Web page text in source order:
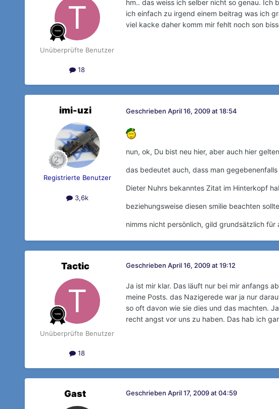
Unüberprüfte Benutzer
18
hm.. das weiss ich selber nicht so genau. Ich
ich einfach zu irgend einem beitrag was ich
viel kacke daher komm mir fehlt noch son
imi-uzi
Registrierte Benutzer
3,6k
Geschrieben April 16, 2009 at 18:54
nun, ok, Du bist neu hier, aber auch hier
das bedeutet auch, dass man
Dieter Nuhrs bekanntes Zitat im Hinterkopf
beziehungsweise diesen smilie beachten sollte
nimms nicht persönlich, gild grundsätzlich für
Tactic
Unüberprüfte Benutzer
18
Geschrieben April 16, 2009 at 19:12
Ja ist mir klar. Das läuft nur bei mir anfangs
meine Posts. das Nazigerede war ja nur
so oft davon wie sie dies und das machten.
recht angst vor uns zu haben. Das hab ich
Gast Geschrieben April 17, 2009 at 04:59